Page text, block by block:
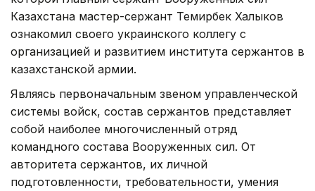
Казахстана мастер-сержант Темирбек Халыков
ознакомил своего украинского коллегу с
организацией и развитием института сержантов в
казахстанской армии.
Являясь первоначальным звеном управленческой
системы войск, состав сержантов представляет
собой наиболее многочисленный отряд
командного состава Вооруженных сил. От
авторитета сержантов, их личной
подготовленности, требовательности, умения